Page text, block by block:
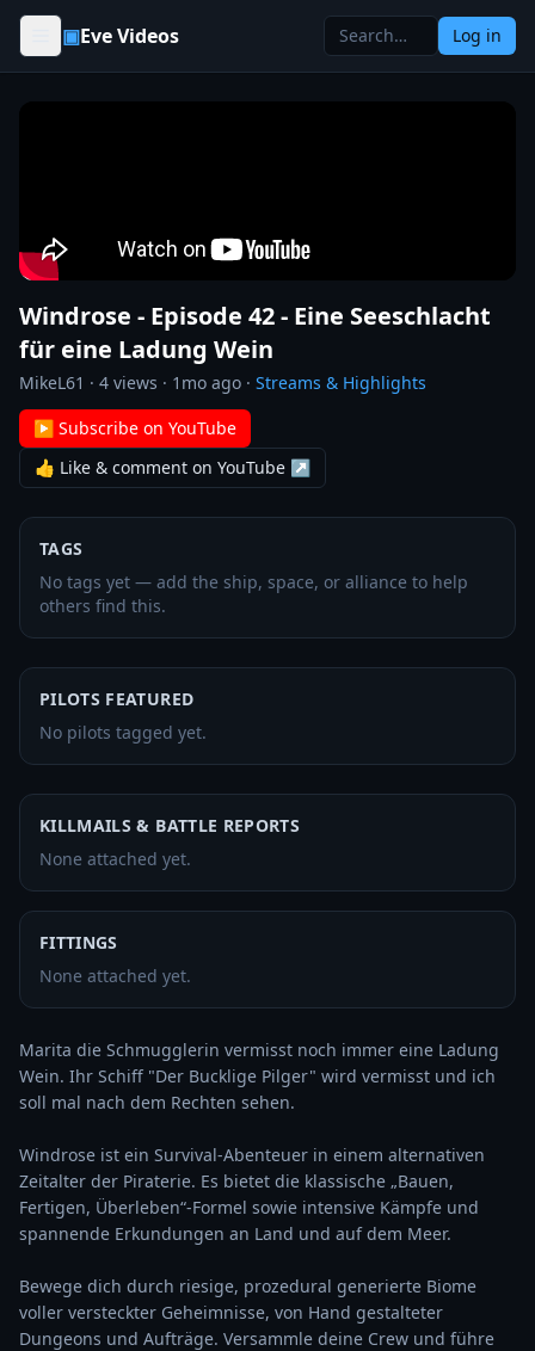
Skip to content
▣Eve Videos Log in
Windrose - Episode 42 - Eine Seeschlacht
für eine Ladung Wein
MikeL61 · 4 views · 1mo ago · Streams & Highlights
▶ Subscribe on YouTube
👍 Like & comment on YouTube ↗
TAGS
No tags yet — add the ship, space, or alliance to help
others find this.
PILOTS FEATURED
No pilots tagged yet.
KILLMAILS & BATTLE REPORTS
None attached yet.
FITTINGS
None attached yet.
Marita die Schmugglerin vermisst noch immer eine Ladung
Wein. Ihr Schiff "Der Bucklige Pilger" wird vermisst und ich
soll mal nach dem Rechten sehen.
Windrose ist ein Survival-Abenteuer in einem alternativen
Zeitalter der Piraterie. Es bietet die klassische „Bauen,
Fertigen, Überleben“-Formel sowie intensive Kämpfe und
spannende Erkundungen an Land und auf dem Meer.
Bewege dich durch riesige, prozedural generierte Biome
voller versteckter Geheimnisse, von Hand gestalteter
Dungeons und Aufträge. Versammle deine Crew und führe